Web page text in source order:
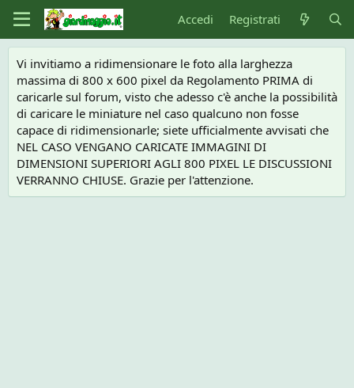
Accedi Registrati
Vi invitiamo a ridimensionare le foto alla larghezza
massima di 800 x 600 pixel da Regolamento PRIMA di
caricarle sul forum, visto che adesso c'è anche la possibilità
di caricare le miniature nel caso qualcuno non fosse
capace di ridimensionarle; siete ufficialmente avvisati che
NEL CASO VENGANO CARICATE IMMAGINI DI
DIMENSIONI SUPERIORI AGLI 800 PIXEL LE DISCUSSIONI
VERRANNO CHIUSE. Grazie per l'attenzione.